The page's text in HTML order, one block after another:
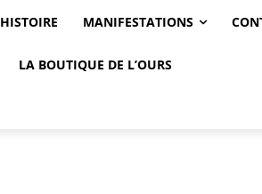
HISTOIRE MANIFESTATIONS
LA BOUTIQUE DE L’OURS